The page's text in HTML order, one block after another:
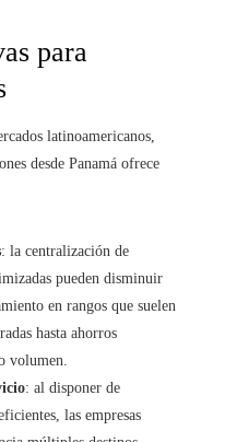
para
latinoamericanos,
desde Panamá ofrece
: la centralización de
pueden disminuir
en rangos que suelen
hasta ahorros
volumen.
: al disponer de
las empresas